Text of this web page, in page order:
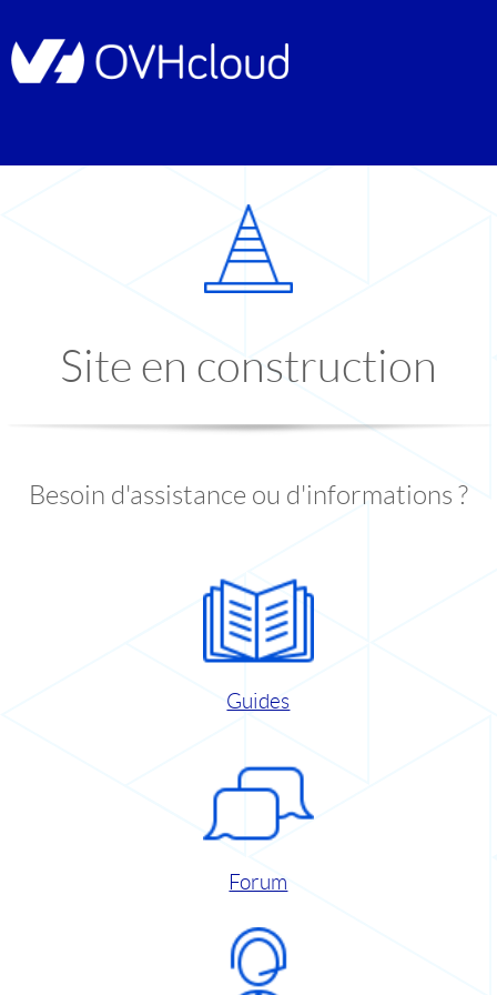
Site en construction
Besoin d'assistance ou d'informations ?
Guides
Forum